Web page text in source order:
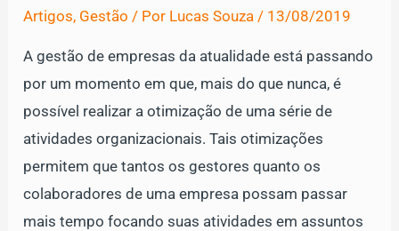
Artigos, Gestão / Por Lucas Souza / 13/08/2019
A gestão de empresas da atualidade está passando
por um momento em que, mais do que nunca, é
possível realizar a otimização de uma série de
atividades organizacionais. Tais otimizações
permitem que tantos os gestores quanto os
colaboradores de uma empresa possam passar
mais tempo focando suas atividades em assuntos